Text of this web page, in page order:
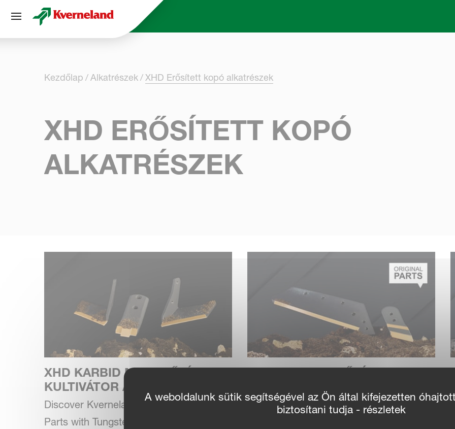
Kezdőlap Alkatrészek XHD Erősített kopó alkatrészek
XHD ERŐSÍTETT KOPÓ
ALKATRÉSZEK
XHD KARBID MEGERŐSÍTETT
KULTIVÁTOR ALKATRÉSZEK
Discover Kverneland XHD Carbide Spare
Parts with Tungsten Carbide Tiles
XHD KARBID ERŐSÍTETT EKE
Süti preferenciák
A weboldalunk sütik segítségével az Ön által kifejezetten
biztosítani tudja - részletek